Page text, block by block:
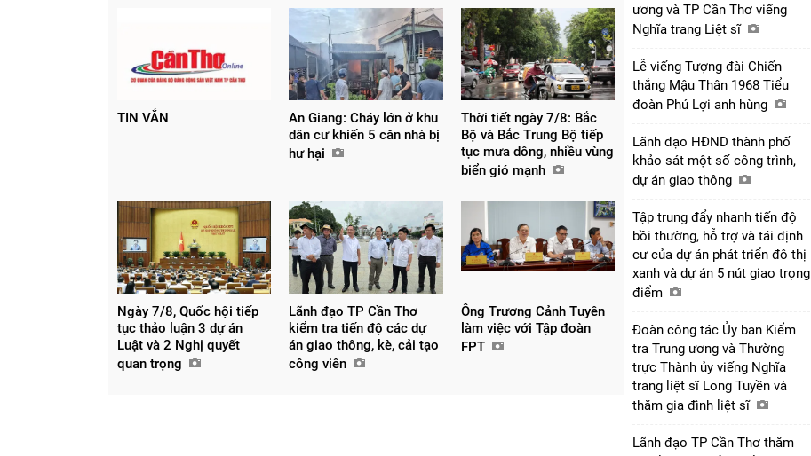
TIN VẮN
An Giang: Cháy lớn ở khu
dân cư khiến 5 căn nhà bị
hư hại
Thời tiết ngày 7/8: Bắc
Bộ và Bắc Trung Bộ tiếp
tục mưa dông, nhiều vùng
biển gió mạnh
Ngày 7/8, Quốc hội tiếp
tục thảo luận 3 dự án
Luật và 2 Nghị quyết
quan trọng
Lãnh đạo TP Cần Thơ
kiểm tra tiến độ các dự
án giao thông, kè, cải tạo
công viên
Ông Trương Cảnh Tuyên
làm việc với Tập đoàn
FPT
ương và TP Cần Thơ viếng
Nghĩa trang Liệt sĩ
Lễ viếng Tượng đài Chiến
thắng Mậu Thân 1968 Tiểu
đoàn Phú Lợi anh hùng
Lãnh đạo HĐND thành phố
khảo sát một số công trình,
dự án giao thông
Tập trung đẩy nhanh tiến độ
bồi thường, hỗ trợ và tái định
cư của dự án phát triển đô thị
xanh và dự án 5 nút giao trọng
điểm
Đoàn công tác Ủy ban Kiểm
tra Trung ương và Thường
trực Thành ủy viếng Nghĩa
trang liệt sĩ Long Tuyền và
thăm gia đình liệt sĩ
Lãnh đạo TP Cần Thơ thăm